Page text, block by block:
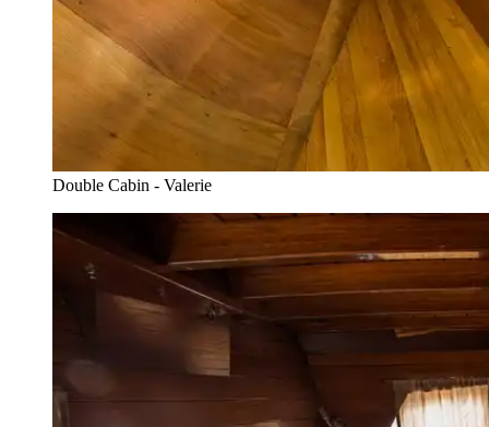
Double Cabin - Valerie